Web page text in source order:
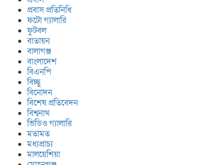
প্রবাস প্রতিনিধি
ফটো গ্যালারি
ফুটবল
বাতায়ন
বালাগঞ্জ
বাংলাদেশ
বিএনপি
বিচ্ছু
বিনোদন
বিশেষ প্রতিবেদন
বিশ্বনাথ
ভিডিও গ্যালারি
মতামত
মধ্যপ্রাচ্য
মালয়েশিয়া